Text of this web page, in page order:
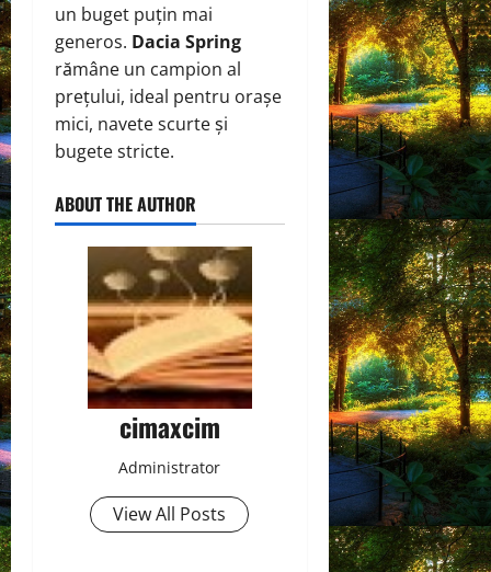
un buget puțin mai
generos. Dacia Spring
rămâne un campion al
prețului, ideal pentru orașe
mici, navete scurte și
bugete stricte.
ABOUT THE AUTHOR
cimaxcim
Administrator
View All Posts